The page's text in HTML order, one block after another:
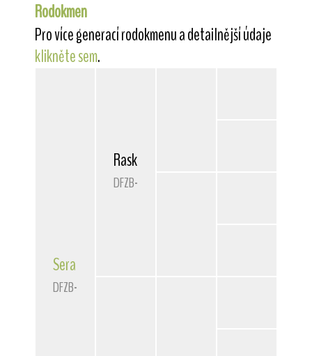
Rodokmen
Pro více generací rodokmenu a detailnější údaje
klikněte sem.
Sera
DFZB-81 3017
Rasko von der Bismarckquelle
DFZB-78 3088